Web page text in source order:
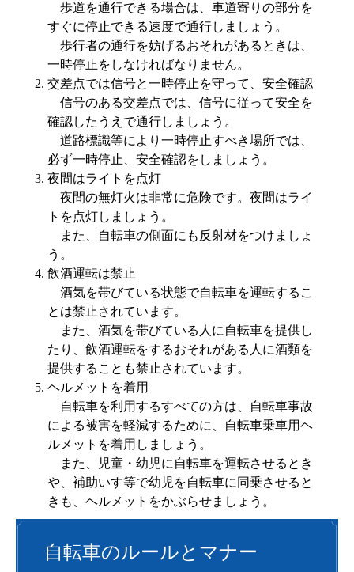
歩道を通行できる場合は、車道寄りの部分を
すぐに停止できる速度で通行しましょう。
​歩行者の通行を妨げるおそれがあるときは、
一時停止をしなければなりません。
交差点では信号と一時停止を守って、安全確認
信号のある交差点では、信号に従って安全を
確認したうえで通行しましょう。
道路標識等により一時停止すべき場所では、
必ず一時停止、安全確認をしましょう。
夜間はライトを点灯
夜間の無灯火は非常に危険です。夜間はライ
トを点灯しましょう。
また、自転車の側面にも反射材をつけましょ
う。
飲酒運転は禁止
酒気を帯びている状態で自転車を運転するこ
とは禁止されています。
また、酒気を帯びている人に自転車を提供し
たり、飲酒運転をするおそれがある人に酒類を
提供することも禁止されています。
ヘルメットを着用
自転車を利用するすべての方は、自転車事故
による被害を軽減するために、自転車乗車用ヘ
ルメットを着用しましょう。
また、児童・幼児に自転車を運転させるとき
や、補助いす等で幼児を自転車に同乗させると
きも、ヘルメットをかぶらせましょう。
自転車のルールとマナー